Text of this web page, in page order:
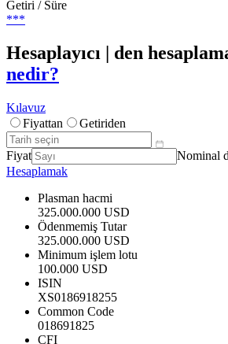
Getiri / Süre
***
Hesaplayıcı | den
nedir?
Kılavuz
Fiyattan
Getiriden
Fiyat
Nominal
Hesaplamak
Plasman hacmi
325.000.000 USD
Ödenmemiş Tutar
325.000.000 USD
Minimum işlem lotu
100.000 USD
ISIN
XS0186918255
Common Code
018691825
CFI